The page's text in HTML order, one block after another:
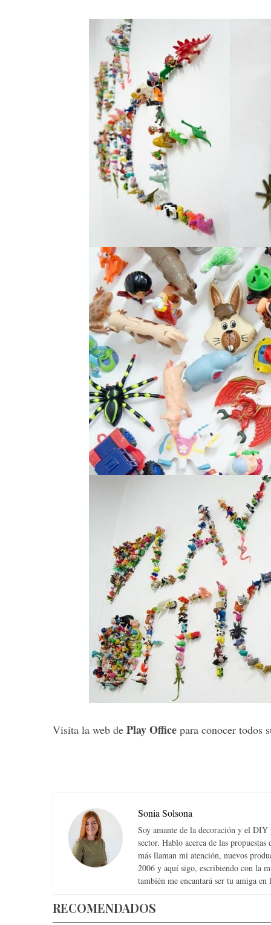
Visita la web de Play Office para conocer todos
Sonia Solsona
Soy amante de la decoración y el DIY
sector. Hablo acerca de las
más llaman mi atención, nuevos
2006 y aquí sigo, escribiendo con la
también me encantará ser tu amiga en
RECOMENDADOS
: